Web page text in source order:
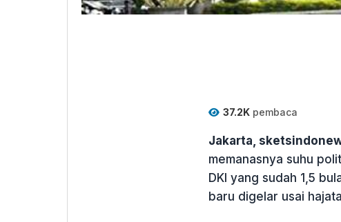
37.2Kpembaca
Jakarta,
memanasnya suhu
DKI yang sudah 1,5
baru digelar usai